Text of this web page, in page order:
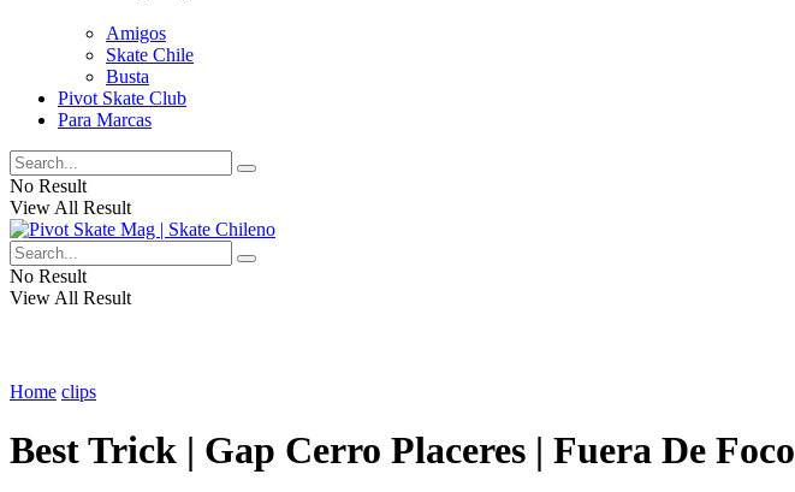
Amigos
Skate Chile
Busta
Pivot Skate Club
Para Marcas
No Result
View All Result
No Result
View All Result
Home clips
Best Trick | Gap Cerro Placeres | Fuera De Foco